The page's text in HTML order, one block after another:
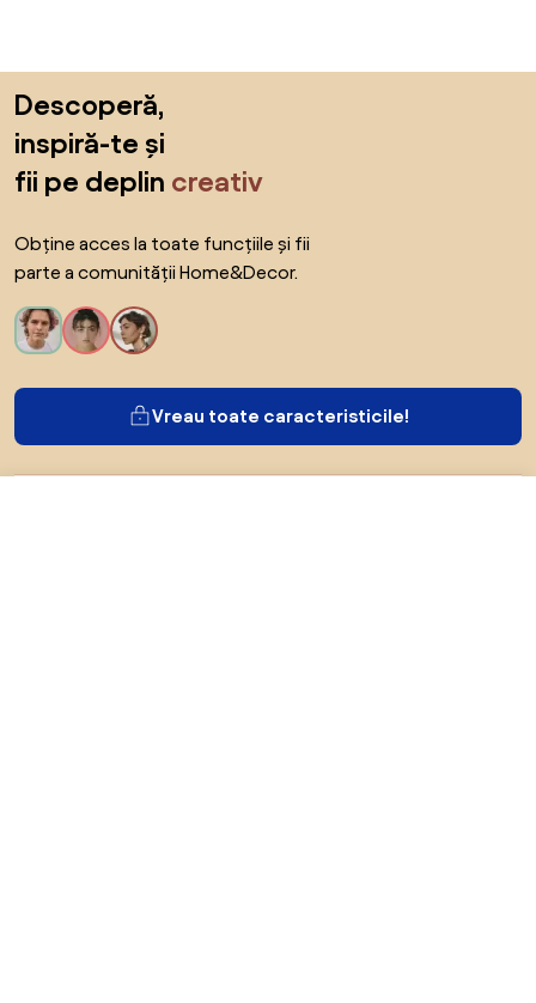
Descoperă,
inspiră-te și
fii pe deplin creativ
Obține acces la toate funcțiile și fii
parte a comunității Home&Decor.
Vreau toate caracteristicile!